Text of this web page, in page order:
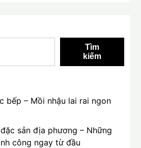
Tìm
kiếm
bếp – Mồi nhậu lai rai ngon
sản địa phương – Những
công ngay từ đầu